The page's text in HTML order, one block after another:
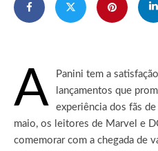
A
Panini tem a
lançamentos que
experiência dos fãs
maio, os leitores de Marvel e
comemorar com a chegada de